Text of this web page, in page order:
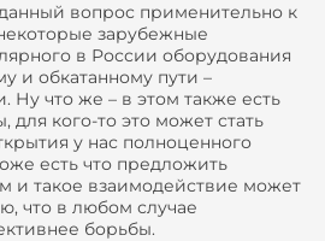
вопрос применительно к
зарубежные
в России оборудования
и обкатанному пути –
Ну что же – в этом также есть
кого-то это может стать
у нас полноценного
есть что предложить
и такое взаимодействие может
что в любом случае
борьбы.